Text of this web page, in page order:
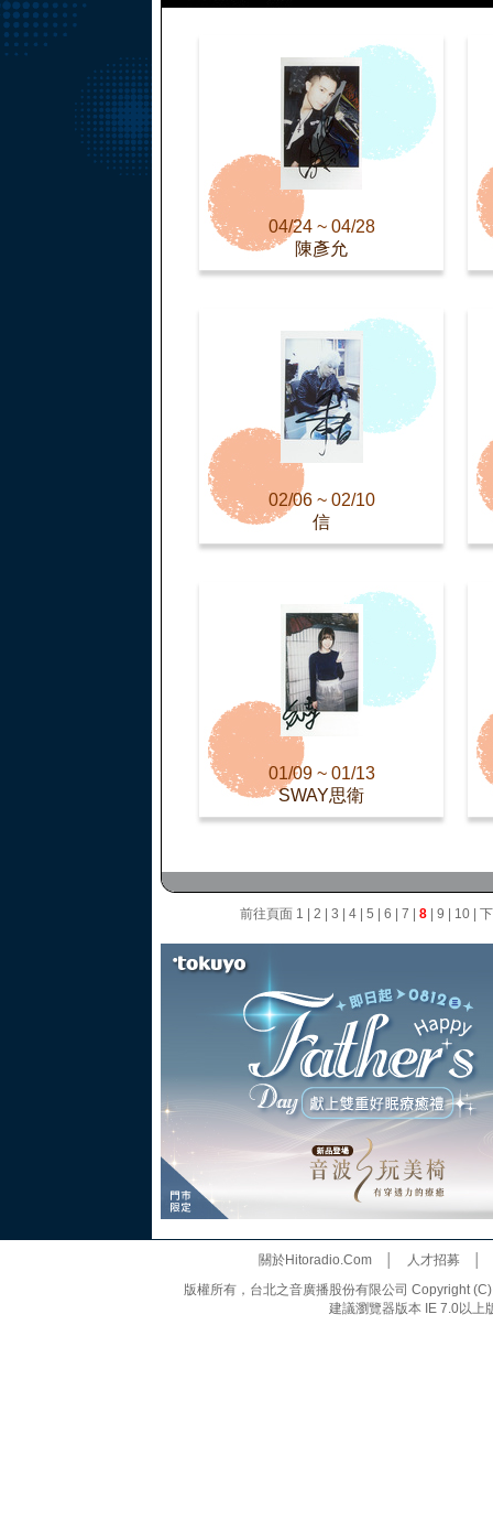
04/24 ~ 04/28
陳彥允
02/06 ~ 02/10
信
01/09 ~ 01/13
SWAY思衛
前往頁面 1 2 3 4| 5 6 7 8| 9 10|
關於Hitoradio.Com│ 人才招募
版權所有，台北之音廣播股份有限公司 Copyright
建議瀏覽器版本 IE 7.0以上